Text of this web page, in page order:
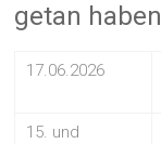
getan haben
17.06.2026
15. und